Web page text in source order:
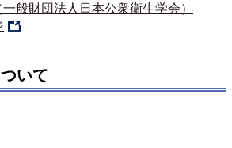
一般財団法人日本公衆衛生学会）
いて